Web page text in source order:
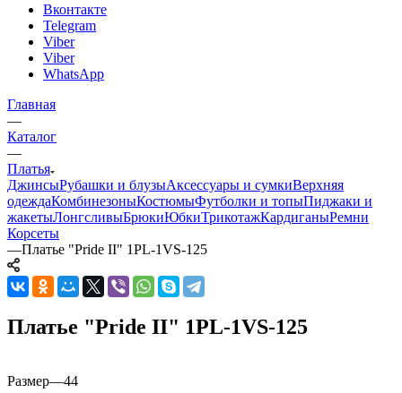
Вконтакте
Telegram
Viber
Viber
WhatsApp
Главная
—
Каталог
—
Платья
ДжинсыРубашки и блузыАксессуары и сумкиВерхняя
одеждаКомбинезоныКостюмыФутболки и топыПиджаки и
жакетыЛонгсливыБрюкиЮбкиТрикотажКардиганыРемни
Корсеты
—Платье "Pride II" 1PL-1VS-125
Платье "Pride II" 1PL-1VS-125
Размер—44